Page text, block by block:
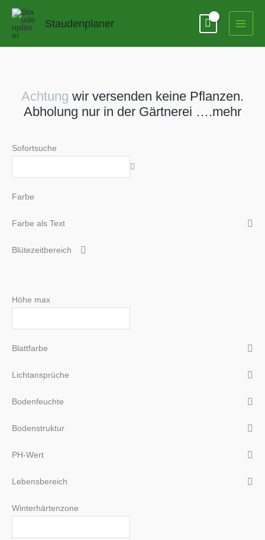
Zum
springen
Staudenplaner
Achtung wir versenden keine Pflanzen.
Abholung nur in der Gärtnerei ….mehr
Sofortsuche
Farbe
Farbe als Text
Blütezeitbereich
Höhe max
Blattfarbe
Lichtansprüche
Bodenfeuchte
Bodenstruktur
PH-Wert
Lebensbereich
Winterhärtenzone